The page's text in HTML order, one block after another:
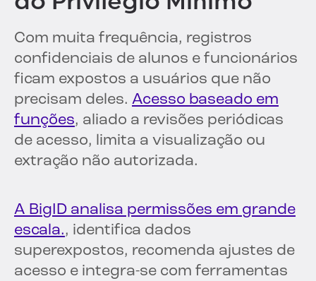
Com muita frequência, registros
confidenciais de alunos e funcionários
ficam expostos a usuários que não
precisam deles. Acesso baseado em
funções, aliado a revisões periódicas
de acesso, limita a visualização ou
extração não autorizada.
A BigID analisa permissões em grande
escala., identifica dados
superexpostos, recomenda ajustes de
acesso e integra-se com ferramentas